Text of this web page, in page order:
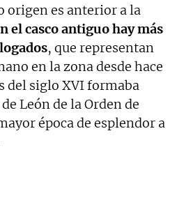
origen es anterior a la
el casco antiguo hay más
, que representan
en la zona desde hace
del siglo XVI formaba
León de la Orden de
época de esplendor a